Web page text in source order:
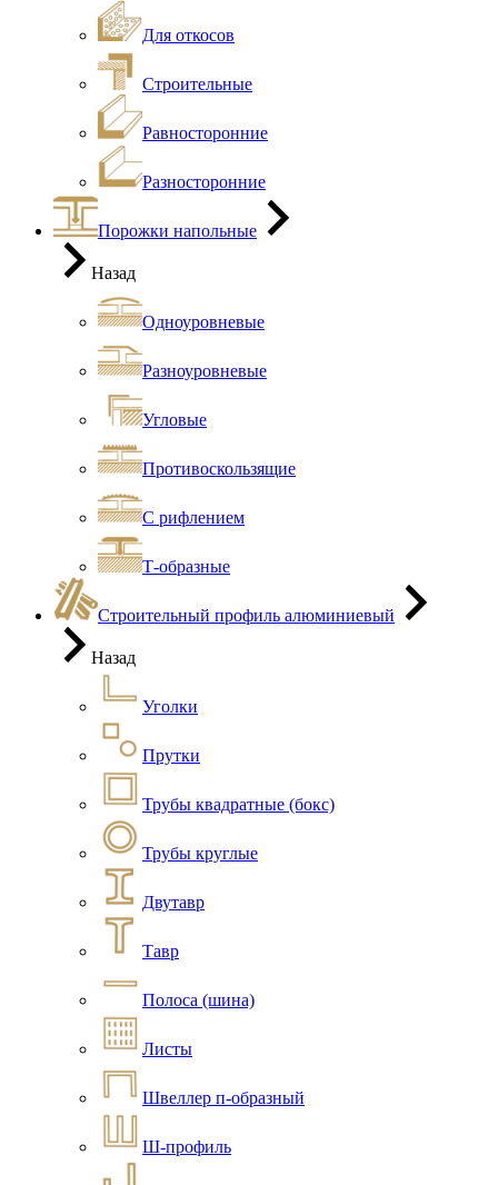
Для откосов
Строительные
Равносторонние
Разносторонние
Порожки напольные
Назад
Одноуровневые
Разноуровневые
Угловые
Противоскользящие
С рифлением
Т-образные
Строительный профиль алюминиевый
Назад
Уголки
Прутки
Трубы квадратные (бокс)
Трубы круглые
Двутавр
Тавр
Полоса (шина)
Листы
Швеллер п-образный
Ш-профиль